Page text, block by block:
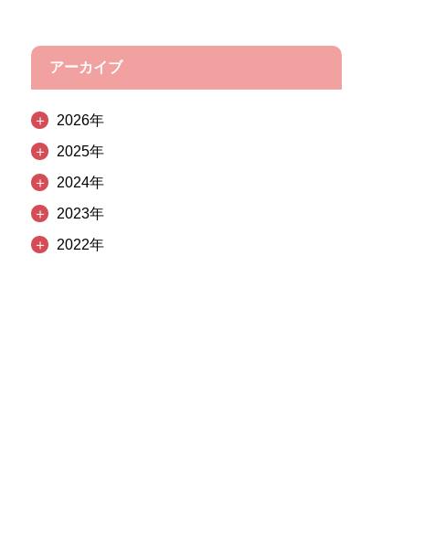
アーカイブ
＋
2026年
＋
2025年
＋
2024年
＋
2023年
＋
2022年